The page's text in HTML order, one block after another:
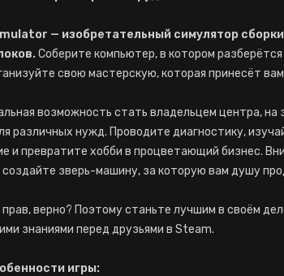
— изобретательный симулятор
Соберите компьютер, в котором
свою мастерскую, которая принесёт
возможность стать владельцем центра,
различных нужд. Проводите диагностику,
и превратите хобби в процветающий бизнес.
зверь-машину, за которую вам душу
прав, верно? Поэтому станьте лучшим в своём
знаниями перед друзьями в Steam.
игры: